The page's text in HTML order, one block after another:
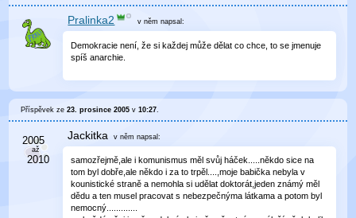
Pralinka2 v něm napsal:
Demokracie není, že si každej může dělat co chce, to se jmenuje
spíš anarchie.
Příspěvek ze23. prosince 2005 v10:27
Jackitka v něm napsal:
samozřejmě,ale i komunismus měl svůj háček.....někdo sice na
tom byl dobře,ale někdo i za to trpěl....,moje babička nebyla v
kounistické straně a nemohla si udělat doktorát,jeden známý měl
dědu a ten musel pracovat s nebezpečnýma látkama a potom byl
nemocný.............